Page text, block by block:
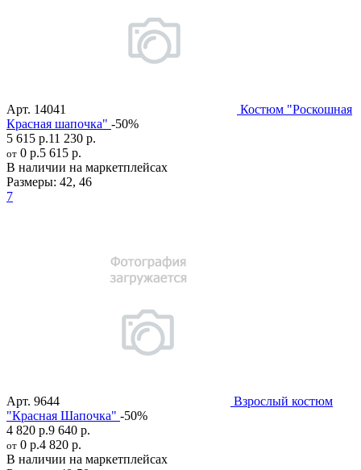
Арт. 14041
Костюм "Роскошная
Красная шапочка" -50%
5 615 р.11 230 р.
от 0 р.5 615 р.
В наличии на маркетплейсах
Размеры: 42, 46
7
Арт. 9644
Взрослый костюм
"Красная Шапочка" -50%
4 820 р.9 640 р.
от 0 р.4 820 р.
В наличии на маркетплейсах